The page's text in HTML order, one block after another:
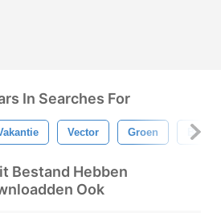
In Searches For
Vector Groen Blad
Bestand Hebben
Ook